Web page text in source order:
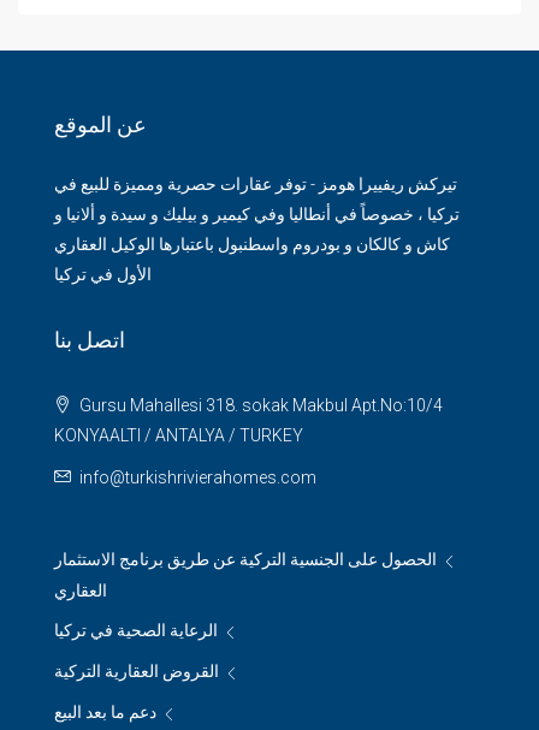
عن الموقع
تيركش ريفييرا هومز - توفر عقارات حصرية ومميزة للبيع في
تركيا ، خصوصاً في أنطاليا وفي كيمير و بيليك و سيدة و ألانيا و
كاش و كالكان و بودروم واسطنبول باعتبارها الوكيل العقاري
الأول في تركيا
اتصل بنا
Gursu Mahallesi 318. sokak Makbul Apt.No:10/4
KONYAALTI / ANTALYA / TURKEY
info@turkishrivierahomes.com
الحصول على الجنسية التركية عن طريق برنامج الاستثمار
العقاري
الرعاية الصحية في تركيا
القروض العقارية التركية
دعم ما بعد البيع